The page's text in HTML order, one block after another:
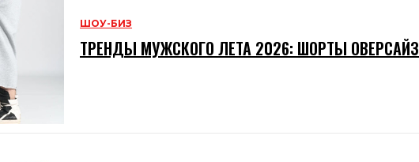
ШОУ-БИЗ
ТРЕНДЫ МУЖСКОГО ЛЕТА 2026: ШОРТЫ ОВЕРСАЙЗ